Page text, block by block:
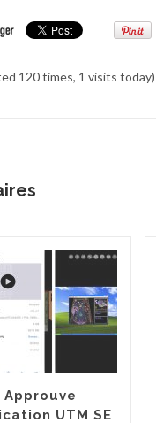
120 times, 1 visits today)
UTM SE